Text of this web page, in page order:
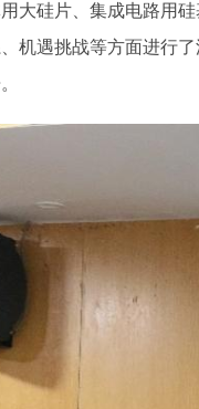
硅片、集成电路用
机遇挑战等方面进行